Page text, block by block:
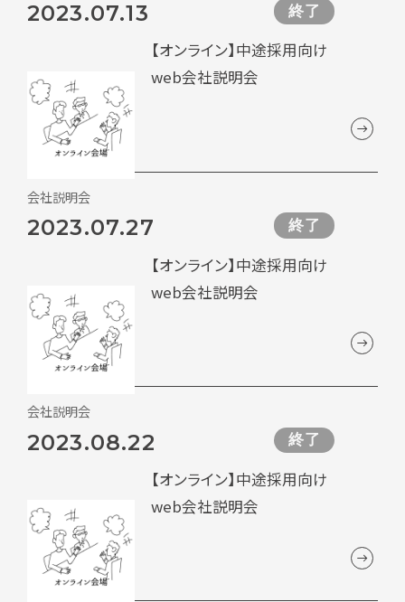
2023.07.13 終了
【オンライン】中途採用向け
web会社説明会
2023.07.27 終了
【オンライン】中途採用向け
web会社説明会
会社説明会
2023.08.22 終了
【オンライン】中途採用向け
web会社説明会
会社説明会